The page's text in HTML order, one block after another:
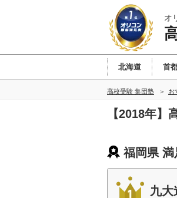
オ
北海道 首
高校受験 集団塾 お
【2018年
福岡県
九大